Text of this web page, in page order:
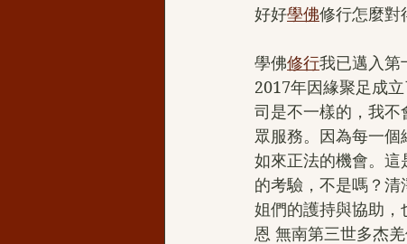
好好學佛修行怎麼對
學佛修行我已邁入第
2017年因緣聚足成
司是不一樣的，我
眾服務。因為每一
如來正法的機會。
的考驗，不是嗎？
姐們的護持與協助，
恩 無南第三世多杰